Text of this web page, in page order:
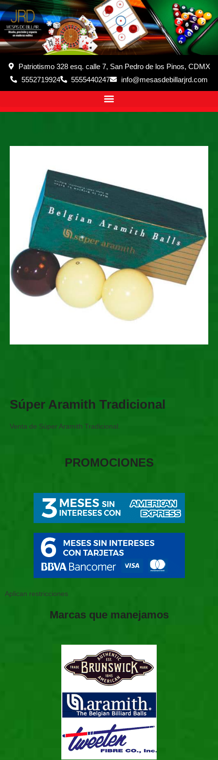
Patriotismo 328 esq. calle 7, San Pedro de los Pinos, CDMX
5552719924
5555440247 info@mesasdebillarjrd.com
Súper Aramith Tradicional
Venta de Súper Aramith Tradicional.
PROMOCIONES
Aplican restricciones
Marcas que manejamos